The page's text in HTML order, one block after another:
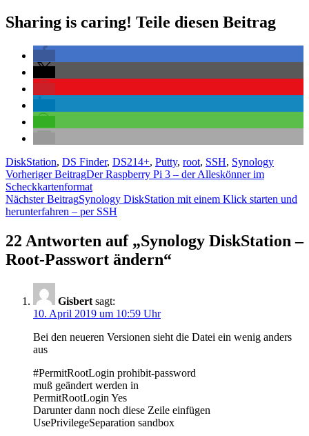
Sharing is caring! Teile diesen Beitrag
DiskStation, DS Finder, DS214+, Putty, root, SSH, Synology
Beitragsnavigation
Vorheriger BeitragDer Raspberry Pi 3 – der Alleskönner im
Scheckkartenformat
Nächster BeitragSynology DiskStation mit einem Klick starten und
herunterfahren – per SSH
22 Antworten auf „Synology DiskStation –
Root-Passwort ändern“
Gisbert sagt:
10. April 2019 um 10:59 Uhr
Bei den neueren Versionen sieht die Datei ein wenig anders
aus
#PermitRootLogin prohibit-password
muß geändert werden in
PermitRootLogin Yes
Darunter dann noch diese Zeile einfügen
UsePrivilegeSeparation sandbox